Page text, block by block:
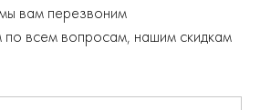
вам перезвоним
по всем вопросам, нашим скидкам